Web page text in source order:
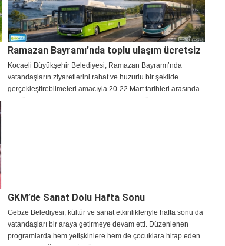
Ramazan Bayramı’nda toplu ulaşım ücretsiz
Kocaeli Büyükşehir Belediyesi, Ramazan Bayramı’nda
vatandaşların ziyaretlerini rahat ve huzurlu bir şekilde
gerçekleştirebilmeleri amacıyla 20-22 Mart tarihleri arasında
GKM’de Sanat Dolu Hafta Sonu
Gebze Belediyesi, kültür ve sanat etkinlikleriyle hafta sonu da
vatandaşları bir araya getirmeye devam etti. Düzenlenen
programlarda hem yetişkinlere hem de çocuklara hitap eden